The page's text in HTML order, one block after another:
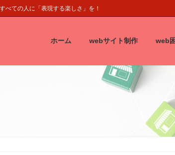
べての人に「表現する楽しさ」を！
ホーム webサイト制作 web